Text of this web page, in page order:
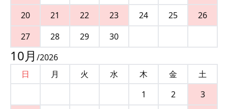
20
21 22 23 24 25
26
27
28 29 30
10月 /2026
日
月 火 水 木 金
土
1
2
3